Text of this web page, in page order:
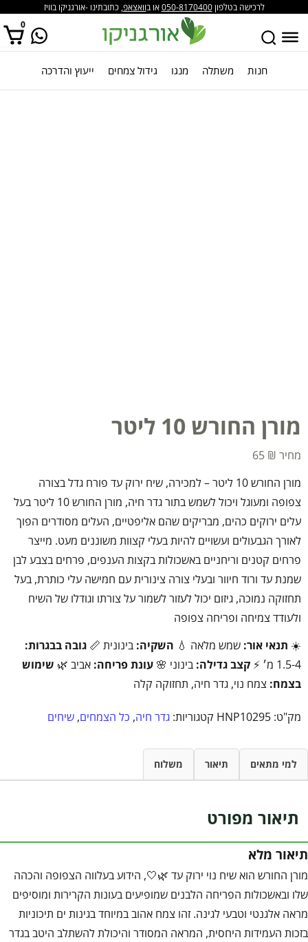
לרכישה בטלפון050-8170400או בוואצאפ, כתובתינו -אורגניקו בוויז
0
אין מוצרים בסל הקניות. חנות משתלה מנגו גידול צמחים ייעוץ והדרכה
מורן החורש 10 ליטר
65 ₪
מורן החורש 10 ליטר – למכירה, שיח ירוק עד פורח גדל בצורה
צפופה ומעוגל ויכול לשמש בתור גדר חיה, מורן החורש 10 ליטר בעל
עלים ירוקים כהים, מבריקים שהם אליפטיים, העלים מסודרים הפוך
לאורך הגבעולים ועשויים להיות בעלי קצוות משוננים מעט. מייצר
פרחים קטנים וריחניים באשכולות בקצות הענפים, פרחים בצבע לבן
שמנת עד ורוד חיוור ובעלי צורה צינורית עם חמישה עלי כותרת, בעל
תחזוקה נמוכה, גיזום יכול לעזור לשמור על צורתו וגודלו של השיח
ולעודד צמיחה ופריחה צפופה
☀️ תנאי אור: שמש מלאה 💧 השקיה: בינונית 📏 גובה בבגרות:
1.5-4 מ׳ ⚡
קצב גדילה: בינוני 🌸 עונת פריחה: אביב 🌿 שימוש
בצמח: צמח נוי, גדר חיה, תחזוקה קלה
מק"ט: HNP10295 קטגוריות: גדר חיה, כל הצמחים, שיחים
למי מתאים תיאור משלוח
תיאור מפורט
תיאור מלא
מורן החורש הוא שיח נוי ירוק עד 🌿🤍, הידוע בעלווה הצפופה והכהה
שלו ובאשכולות הפריחה הלבנים שמופיעים בעונות הקרירות ומוסיפים
מראה אלגנטי וטבעי לגינה. זהו צמח אהוב במיוחד בגינות ים תיכוניות
בזכות העמידות היחסית, המראה המסודר והיכולת להשתלב היטב בגדר